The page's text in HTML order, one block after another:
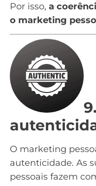
Por isso, a
o marketing
O marketing
autenticidade. As
pessoais fazem